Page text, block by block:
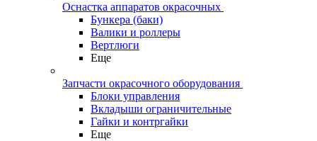
Оснастка аппаратов окрасочных
Бункера (баки)
Валики и роллеры
Вертлюги
Еще
Запчасти окрасочного оборудования
Блоки управления
Вкладыши ограничительные
Гайки и контргайки
Еще